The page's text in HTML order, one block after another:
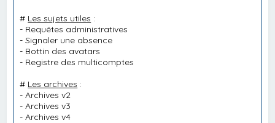
# Les sujets utiles :
- Requêtes administratives
-Signaler une absence
- Bottin des avatars
- Registre des multicomptes
# Les archives :
-Archives v2
-Archives v3
-Archives v4